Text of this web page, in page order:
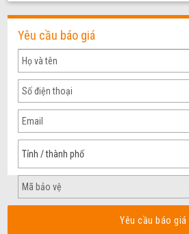
Yêu cầu báo giá
Tỉnh / thành phố
Yêu cầu báo giá